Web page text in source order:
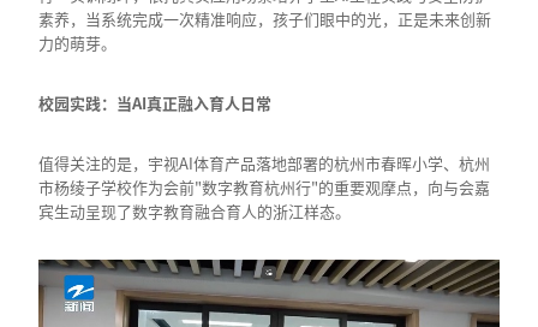
素养，当系统完成一次精准响应，孩子们眼中的光，正是未来创新
力的萌芽。
校园实践：当AI真正融入育人日常
值得关注的是，宇视AI体育产品落地部署的杭州市春晖小学、杭州
市杨绫子学校作为会前"数字教育杭州行"的重要观摩点，向与会嘉
宾生动呈现了数字教育融合育人的浙江样态。